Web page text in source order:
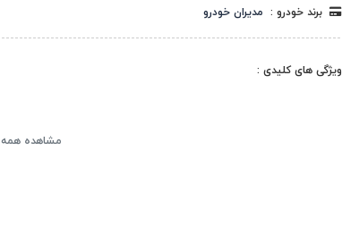
برند خودرو : مدیران خودرو
ویژگی های کلیدی :
مشاهده همه